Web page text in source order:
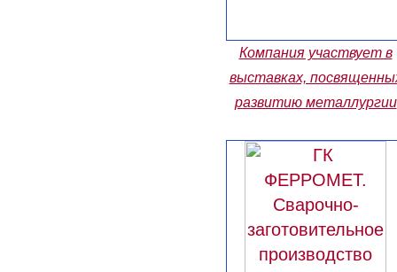
Компания участвует в
выставках,
развитию металлургии